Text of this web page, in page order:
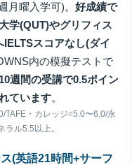
月曜入学可)。 好成績で
学(QUT)やグリフィス
スコアなし(ダイ
内の模擬テストで
10週間の受講で0.5ポイン
ています。
TAFE・カレッジ=5.0〜6.0/永
ラル5.5以上。
(英語21時間+サーフ